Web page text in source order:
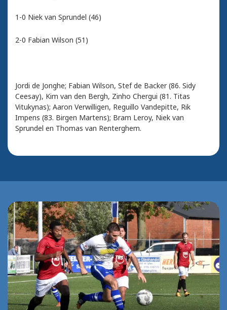
1-0 Niek van Sprundel (46)
2-0 Fabian Wilson (51)
Jordi de Jonghe; Fabian Wilson, Stef de Backer (86. Sidy
Ceesay), Kim van den Bergh, Zinho Chergui (81. Titas
Vitukynas); Aaron Verwilligen, Reguillo Vandepitte, Rik
Impens (83. Birgen Martens); Bram Leroy, Niek van
Sprundel en Thomas van Renterghem.